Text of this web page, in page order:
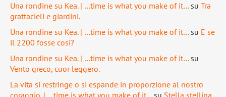
Una rondine su Kea. | …time is what you make of it… su Tra
grattacieli e giardini.
Una rondine su Kea. | …time is what you make of it… su E se
il 2200 fosse così?
Una rondine su Kea. | …time is what you make of it… su
Vento greco, cuor leggero.
La vita si restringe o si espande in proporzione al nostro